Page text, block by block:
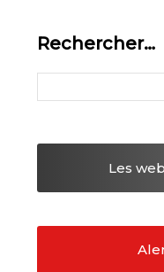
Rechercher…
Les